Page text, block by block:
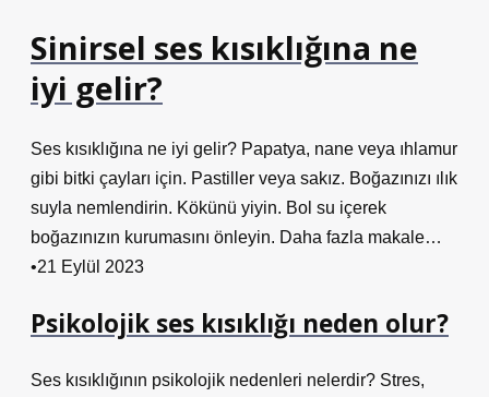
Sinirsel ses kısıklığına ne
iyi gelir?
Ses kısıklığına ne iyi gelir? Papatya, nane veya ıhlamur
gibi bitki çayları için. Pastiller veya sakız. Boğazınızı ılık
suyla nemlendirin. Kökünü yiyin. Bol su içerek
boğazınızın kurumasını önleyin. Daha fazla makale…
•21 Eylül 2023
Psikolojik ses kısıklığı neden olur?
Ses kısıklığının psikolojik nedenleri nelerdir? Stres,